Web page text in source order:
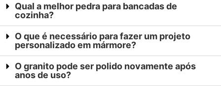
Qual a melhor pedra para bancadas de
cozinha?
O que é necessário para fazer um projeto
personalizado em mármore?
O granito pode ser polido novamente após
anos de uso?